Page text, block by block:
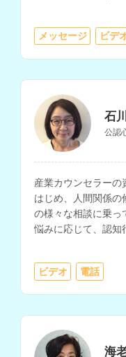
メッセージ ビデ
石
公認
産業カウンセラーの
はじめ、人間関係の
の様々な相談に乗っ
悩みに応じて、認知
ビデオ 電話
海